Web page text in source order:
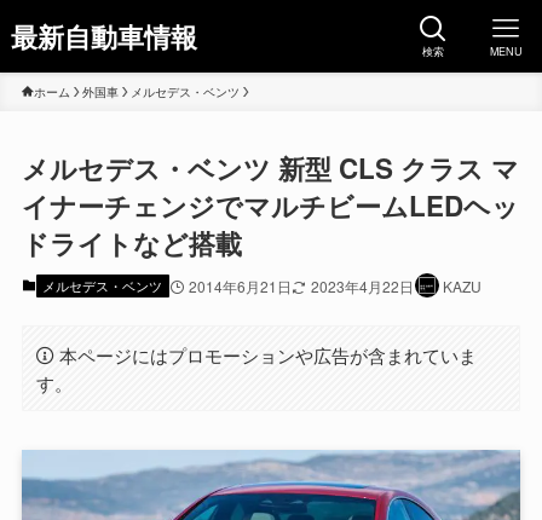
最新自動車情報 検索 MENU
ホーム 外国車 メルセデス・ベンツ
メルセデス・ベンツ 新型 CLS クラス マ
イナーチェンジでマルチビームLEDヘッ
ドライトなど搭載
メルセデス・ベンツ 2014年6月21日 2023年4月22日 KAZU
本ページにはプロモーションや広告が含まれていま
す。